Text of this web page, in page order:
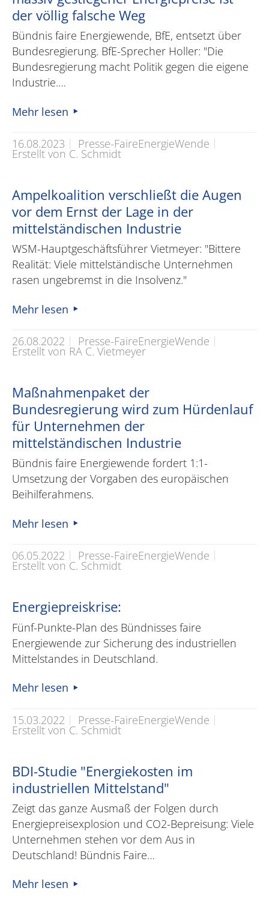
der völlig falsche Weg
Bündnis faire Energiewende, BfE, entsetzt über
Bundesregierung. BfE-Sprecher Holler: "Die
Bundesregierung macht Politik gegen die eigene
Industrie.…
Mehr lesen
16.08.2023 Presse-FaireEnergieWende
Erstellt von C. Schmidt
Ampelkoalition verschließt die Augen
vor dem Ernst der Lage in der
mittelständischen Industrie
WSM-Hauptgeschäftsführer Vietmeyer: "Bittere
Realität: Viele mittelständische Unternehmen
rasen ungebremst in die Insolvenz."
Mehr lesen
26.08.2022 Presse-FaireEnergieWende
Erstellt von RA C. Vietmeyer
Maßnahmenpaket der
Bundesregierung wird zum Hürdenlauf
für Unternehmen der
mittelständischen Industrie
Bündnis faire Energiewende fordert 1:1-
Umsetzung der Vorgaben des europäischen
Beihilferahmens.
Mehr lesen
06.05.2022 Presse-FaireEnergieWende
Erstellt von C. Schmidt
Energiepreiskrise:
Fünf-Punkte-Plan des Bündnisses faire
Energiewende zur Sicherung des industriellen
Mittelstandes in Deutschland.
Mehr lesen
15.03.2022 Presse-FaireEnergieWende
Erstellt von C. Schmidt
BDI-Studie "Energiekosten im
industriellen Mittelstand"
Zeigt das ganze Ausmaß der Folgen durch
Energiepreisexplosion und CO2-Bepreisung: Viele
Unternehmen stehen vor dem Aus in
Deutschland! Bündnis Faire…
Mehr lesen